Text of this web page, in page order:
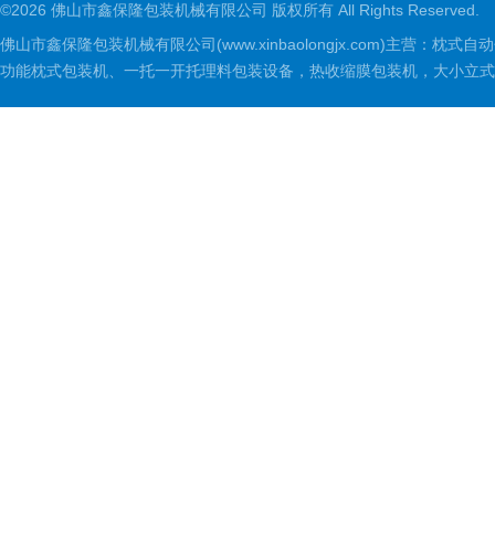
©2026 佛山市鑫保隆包装机械有限公司 版权所有 All Rights Reserved.
佛山市鑫保隆包装机械有限公司(www.xinbaolongjx.com)主营：枕式自
功能枕式包装机、一托一开托理料包装设备，热收缩膜包装机，大小立